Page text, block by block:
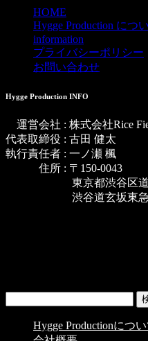
HOME
Hygge Production につ
information
プライバシーポリシー
お問い合わせ
Hygge Production INFO
運営会社 : 株式会社Rice
代表取締役 : 古田 健太
執行責任者 : 一ノ瀬 楓
住所 : 〒150-0043
東京都渋谷区道玄
渋谷道玄坂東急ビ
Hygge Productionについ